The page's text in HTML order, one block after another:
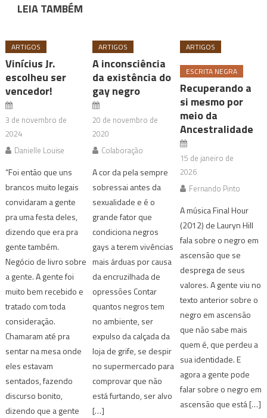
LEIA TAMBÉM
ARTIGOS
Vinícius Jr.
escolheu ser
vencedor!
3 de novembro de
2024
Danielle Louise
“Foi então que uns
brancos muito legais
convidaram a gente
pra uma festa deles,
dizendo que era pra
gente também.
Negócio de livro sobre
a gente. A gente foi
muito bem recebido e
tratado com toda
consideração.
Chamaram até pra
sentar na mesa onde
eles estavam
sentados, fazendo
discurso bonito,
dizendo que a gente
ARTIGOS
A inconsciência
da existência do
gay negro
20 de novembro de
2020
Colaboração
A cor da pela sempre
sobressai antes da
sexualidade e é o
grande fator que
condiciona negros
gays a terem vivências
mais árduas por causa
da encruzilhada de
opressões Contar
quantos negros tem
no ambiente, ser
expulso da calçada da
loja de grife, se despir
no supermercado para
comprovar que não
está furtando, ser alvo
[…]
ARTIGOS
ESCRITA NEGRA
Recuperando a
si mesmo por
meio da
Ancestralidade
15 de janeiro de
2026
Fernando Pinto
A música Final Hour
(2012) de Lauryn Hill
fala sobre o negro em
ascensão que se
desprega de seus
valores. A gente viu no
texto anterior sobre o
negro em ascensão
que não sabe mais
quem é, que perdeu a
sua identidade. E
agora a gente pode
falar sobre o negro em
ascensão que está […]